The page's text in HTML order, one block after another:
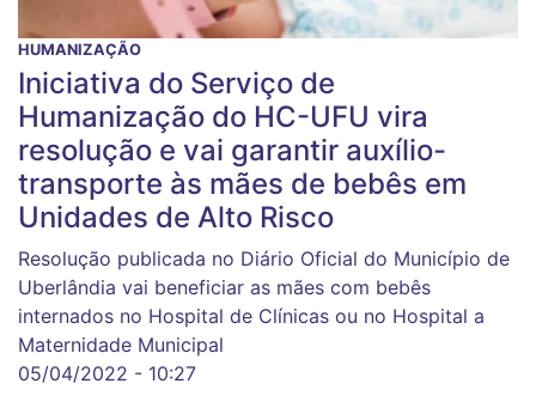
HUMANIZAÇÃO
Iniciativa do Serviço de
Humanização do HC-UFU vira
resolução e vai garantir auxílio-
transporte às mães de bebês em
Unidades de Alto Risco
Resolução publicada no Diário Oficial do Município de
Uberlândia vai beneficiar as mães com bebês
internados no Hospital de Clínicas ou no Hospital a
Maternidade Municipal
05/04/2022 - 10:27